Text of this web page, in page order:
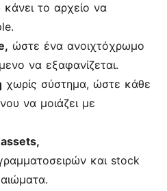
κάνει το αρχείο να
ώστε ένα ανοιχτόχρωμο
να εξαφανίζεται.
χωρίς σύστημα, ώστε κάθε
να μοιάζει με
και stock